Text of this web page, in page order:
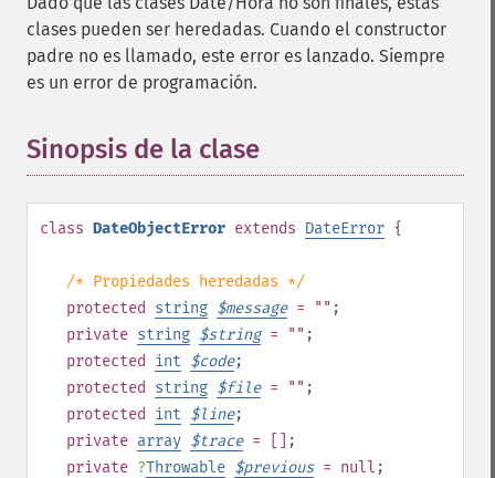
clases pueden ser heredadas. Cuando el constructor
padre no es llamado, este error es lanzado. Siempre
es un error de programación.
Sinopsis de la clase
class DateObjectError extends DateError {
/* Propiedades heredadas */
protected
string $message= "" ;
private string $string= "" ;
protected
int $code;
protected
string $file= "" ;
protected
int $line;
private array $trace= []
;
private ?Throwable $previous= null ;